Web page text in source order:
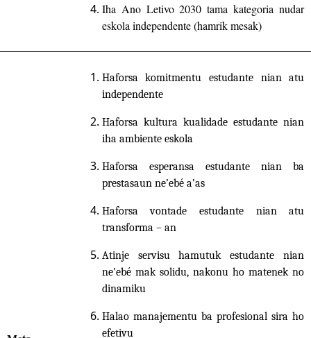
Iha Ano Letivo2030 tama kategoria nudar
eskola independente (hamrik mesak)
Haforsakomitmentu
estudante nian atu
independente
Haforsa kultura kualidade estudante nian
iha ambiente eskola
Haforsa esperansa estudante nian
ba
prestasaun ne’ebé a’as
Haforsa vontade estudante nian atu
transforma – an
Atinje
servisu hamutuk estudante nian
ne’ebé mak solidu, nakonu ho matenek no
dinamiku
Halao manajementu ba profesional sira ho
efetivu